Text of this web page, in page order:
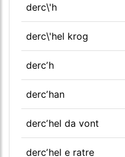
derc\'h
derc\'hel krog
dercʼh
dercʼhan
dercʼhel da vont
dercʼhel e ratre